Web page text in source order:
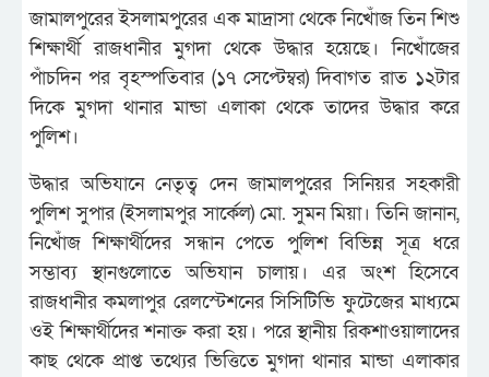
জামালপুরের ইসলামপুরের এক মাদ্রাসা থেকে নিখোঁজ তিন শিশু
শিক্ষার্থী রাজধানীর মুগদা থেকে উদ্ধার হয়েছে। নিখোঁজের
পাঁচদিন পর বৃহস্পতিবার (১৭ সেপ্টেম্বর) দিবাগত রাত ১২টার
দিকে মুগদা থানার মান্ডা এলাকা থেকে তাদের উদ্ধার করে
পুলিশ।
উদ্ধার অভিযানে নেতৃত্ব দেন জামালপুরের সিনিয়র সহকারী
পুলিশ সুপার (ইসলামপুর সার্কেল) মো. সুমন মিয়া। তিনি জানান,
নিখোঁজ শিক্ষার্থীদের সন্ধান পেতে পুলিশ বিভিন্ন সূত্র ধরে
সম্ভাব্য স্থানগুলোতে অভিযান চালায়। এর অংশ হিসেবে
রাজধানীর কমলাপুর রেলস্টেশনের সিসিটিভি ফুটেজের মাধ্যমে
ওই শিক্ষার্থীদের শনাক্ত করা হয়। পরে স্থানীয় রিকশাওয়ালাদের
কাছ থেকে প্রাপ্ত তথ্যের ভিত্তিতে মুগদা থানার মান্ডা এলাকার